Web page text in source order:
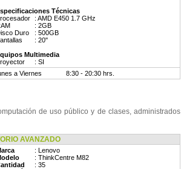
Técnicas
: AMD E450 1.7 GHz
: 2GB
Duro
: 500GB
: 20''
Multimedia
: SI
a Viernes 8:30 - 20:30 hrs.
de uso público y de clases, administrados
AVANZADO
: Lenovo
: ThinkCentre M82
: 35